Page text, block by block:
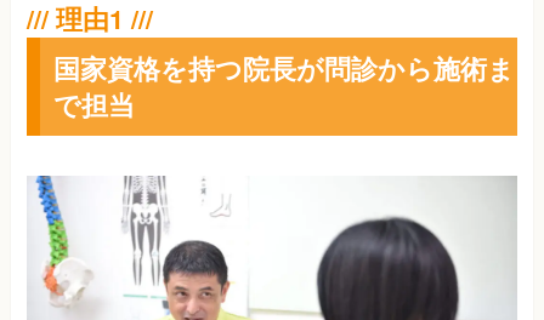
国家資格を持つ院長が問診から施術ま
で担当